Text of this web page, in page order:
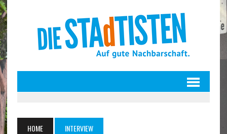
HOME INTERVIEW